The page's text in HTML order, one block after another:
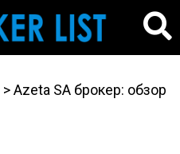
>Azeta SA брокер: обзор